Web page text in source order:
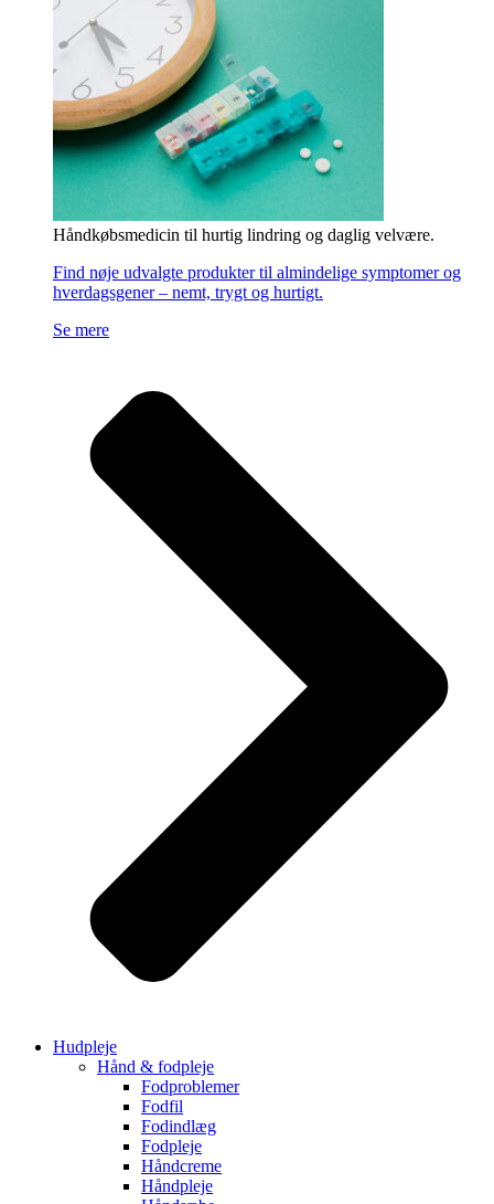
Håndkøbsmedicin til hurtig lindring og daglig velvære.
Find nøje udvalgte produkter til almindelige symptomer og
hverdagsgener – nemt, trygt og hurtigt.
Se mere
Hudpleje
Hånd & fodpleje
Fodproblemer
Fodfil
Fodindlæg
Fodpleje
Håndcreme
Håndpleje